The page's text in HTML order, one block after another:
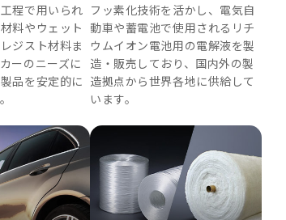
程で用いられ
料やウェット
ジスト材料ま
ーのニーズに
品を安定的に
フッ素化技術を活かし、電気自
動車や蓄電池で使用されるリチ
ウムイオン電池用の電解液を製
造・販売しており、国内外の製
造拠点から世界各地に供給して
います。